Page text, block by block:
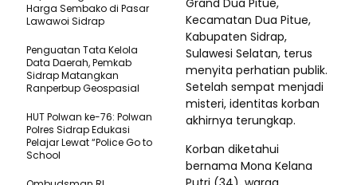
Grand Dua Pitue,
Kecamatan Dua Pitue,
Kabupaten Sidrap,
Sulawesi Selatan, terus
menyita perhatian publik.
Setelah sempat menjadi
misteri, identitas korban
akhirnya terungkap.
Korban diketahui
bernama Mona Kelana
Harga Sembako di Pasar
Lawawoi Sidrap
Penguatan Tata Kelola
Data Daerah, Pemkab
Sidrap Matangkan
Ranperbup Geospasial
HUT Polwan ke-76: Polwan
Polres Sidrap Edukasi
Pelajar Lewat “Police Go to
School